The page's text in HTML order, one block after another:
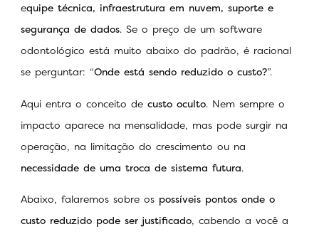
equipe técnica, infraestrutura em nuvem, suporte e
segurança de dados. Se o preço de um software
odontológico está muito abaixo do padrão, é racional
se perguntar: “Onde está sendo reduzido o custo?”.
Aqui entra o conceito de custo oculto. Nem sempre o
impacto aparece na mensalidade, mas pode surgir na
operação, na limitação do crescimento ou na
necessidade de uma troca de sistema futura.
Abaixo, falaremos sobre os possíveis pontos onde o
custo reduzido pode ser justificado, cabendo a você a